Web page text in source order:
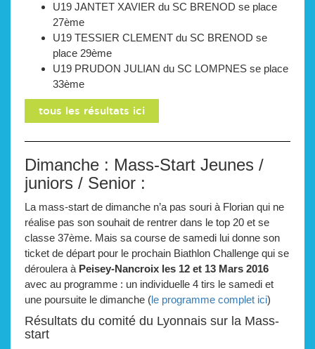
U19 JANTET XAVIER du SC BRENOD se place
27ème
U19 TESSIER CLEMENT du SC BRENOD se
place 29ème
U19 PRUDON JULIAN du SC LOMPNES se place
33ème
tous les résultats ici
Dimanche : Mass-Start Jeunes /
juniors / Senior :
La mass-start de dimanche n’a pas souri à Florian qui ne
réalise pas son souhait de rentrer dans le top 20 et se
classe 37ème. Mais sa course de samedi lui donne son
ticket de départ pour le prochain Biathlon Challenge qui se
déroulera à Peisey-Nancroix les 12 et 13 Mars 2016
avec au programme : un individuelle 4 tirs le samedi et
une poursuite le dimanche (le programme complet ici)
Résultats du comité du Lyonnais sur la Mass-
start